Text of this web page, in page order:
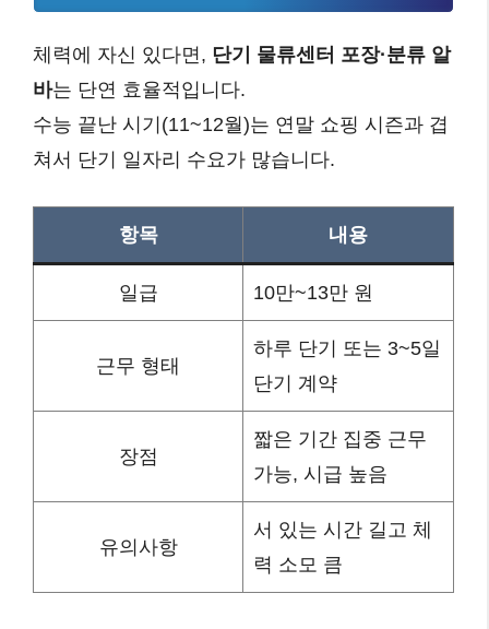
체력에 자신 있다면, 단기 물류센터 포장·분류 알
바는 단연 효율적입니다.
수능 끝난 시기(11~12월)는 연말 쇼핑 시즌과 겹
쳐서 단기 일자리 수요가 많습니다.
항목 내용
일급 10만~13만 원
근무 형태
하루 단기 또는 3~5일
단기 계약
장점
짧은 기간 집중 근무
가능, 시급 높음
유의사항
서 있는 시간 길고 체
력 소모 큼